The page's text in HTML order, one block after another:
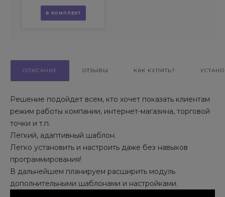
В КОМПЛЕКТ
ОПИСАНИЕ ОТЗЫВЫ КАК КУПИТЬ?
Решение подойдет всем, кто хочет показать клиентам
режим работы компании, интернет-магазина, торговой
точки и т.п.
Легкий, адаптивный шаблон.
Легко установить и настроить даже без навыков
программирования!
В дальнейшем планируем расширить модуль
дополнительными шаблонами и настройками.